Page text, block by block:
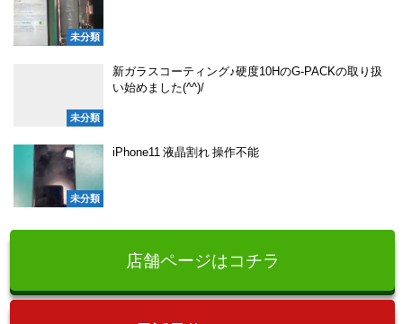
未分類
未分類
新ガラスコーティング♪硬度10HのG-PACKの取り扱
い始めました(^^)/
未分類
iPhone11 液晶割れ 操作不能
店舗ページはコチラ